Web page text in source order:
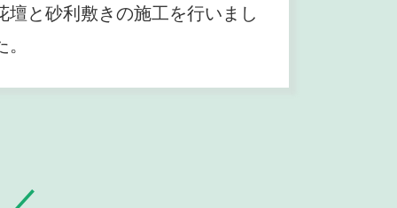
壇と砂利敷きの施工を行いまし
。